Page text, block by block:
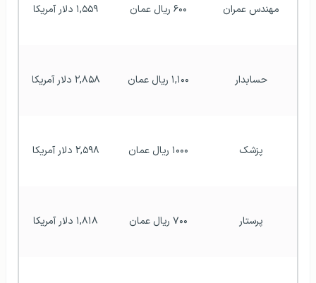
مهندس عمران ۶۰۰ ریال عمان ۱,۵۵۹ دلار آمریکا
حسابدار ۱,۱۰۰ ریال عمان ۲,۸۵۸ دلار آمریکا
پزشک ۱۰۰۰ ریال عمان ۲,۵۹۸ دلار آمریکا
پرستار ۷۰۰ ریال عمان ۱,۸۱۸ دلار آمریکا